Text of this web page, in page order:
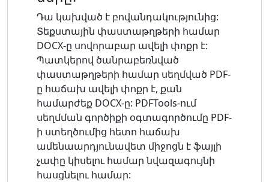
Դա կախված է բովանդակությունից:
Տեքստային փաստաթղթերի համար
DOCX-ը սովորաբար ավելի փոքր է:
Պատկերով ծանրաբեռնված
փաստաթղթերի համար սեղմված PDF-
ը հաճախ ավելի փոքր է, քան
համարժեք DOCX-ը: PDFTools-ում
սեղմման գործիքի օգտագործումը PDF-
ի ստեղծումից հետո հաճախ
ամենաարդյունավետ միջոցն է ֆայլի
չափը կիսելու համար նվազագույնի
հասցնելու համար: